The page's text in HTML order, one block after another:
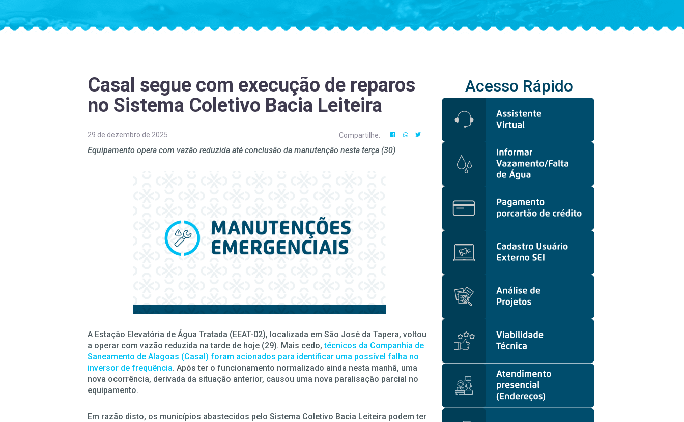
Casal segue com execução de reparos
no Sistema Coletivo Bacia Leiteira
29 de dezembro de 2025 Compartilhe:
Equipamento opera com vazão reduzida até conclusão da manutenção nesta terça (30)
A Estação Elevatória de Água Tratada (EEAT-02), localizada em São José da Tapera, voltou
a operar com vazão reduzida na tarde de hoje (29). Mais cedo,técnicos da Companhia de
Saneamento de Alagoas (Casal) foram acionados para identificar uma possível falha no
inversor de frequência. Após ter o funcionamento normalizado ainda nesta manhã, uma
nova ocorrência, derivada da situação anterior, causou uma nova paralisação parcial no
equipamento.
Em razão disto, os municípios abastecidos pelo Sistema Coletivo Bacia Leiteira podem ter
Acesso Rápido